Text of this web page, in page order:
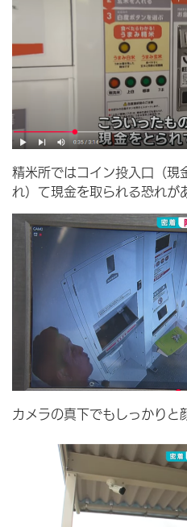
精米所ではコイン投入口（現
れ）て現金を取られる恐れが
カメラの真下でもしっかりと